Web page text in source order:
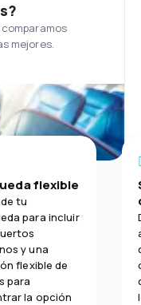
mejores.
flexible
tu
para incluir
y una
flexible de
para
la opción